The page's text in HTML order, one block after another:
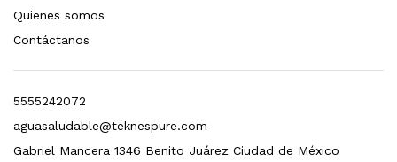
Quienes somos
Contáctanos
5555242072
aguasaludable@teknespure.com
Gabriel Mancera 1346 Benito Juárez Ciudad de México
699.00
L/h, con filtración Welltek WT-WFS600-4S